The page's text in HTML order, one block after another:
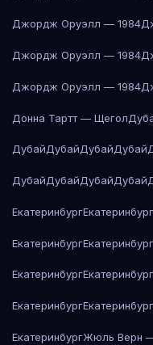
Джордж Оруэлл — 1984
Джордж Оруэлл — 1984
Джордж Оруэлл — 1984
Донна Тартт — Щегол
ДубайДубайДубайДубай
ДубайДубайДубайДубай
ЕкатеринбургЕкатеринбург
ЕкатеринбургЕкатеринбург
ЕкатеринбургЕкатеринбург
ЕкатеринбургЕкатеринбург
ЕкатеринбургЖюль Верн